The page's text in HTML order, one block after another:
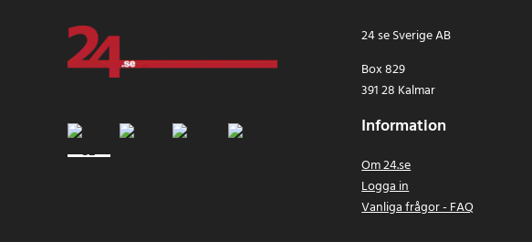
24 se Sverige AB
Box 829
391 28 Kalmar
Information
Om 24.se
Logga in
Vanliga frågor - FAQ